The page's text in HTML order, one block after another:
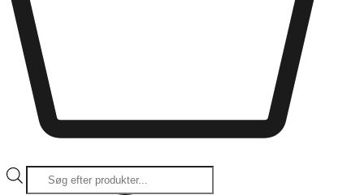
Products
search